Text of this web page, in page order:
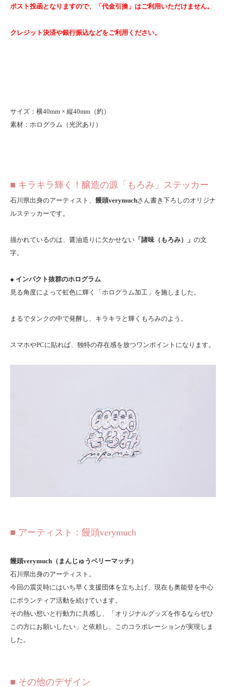
ポスト投函となりますので、「代金引換」はご利用いただけません。
クレジット決済や銀行振込などをご利用ください。
サイズ：横40mm × 縦40mm（約）
素材：ホログラム（光沢あり）
■ キラキラ輝く！醸造の源「もろみ」ステッカー
石川県出身のアーティスト、 饅頭verymuchさん書き下ろしのオリジナ
ルステッカーです。
描かれているのは、醤油造りに欠かせない 「諸味（もろみ）」 の文
字。
● インパクト抜群のホログラム
見る角度によって虹色に輝く「ホログラム加工」を施しました。
まるでタンクの中で発酵し、キラキラと輝くもろみのよう。
スマホやPCに貼れば、独特の存在感を放つワンポイントになります。
■ アーティスト：饅頭verymuch
饅頭verymuch（まんじゅうベリーマッチ）
石川県出身のアーティスト。
今回の震災時にはいち早く支援団体を立ち上げ、現在も奥能登を中心
にボランティア活動を続けています。
その熱い想いと行動力に共感し、「オリジナルグッズを作るならぜひ
この方にお願いしたい」と依頼し、このコラボレーションが実現しま
した。
■ その他のデザイン